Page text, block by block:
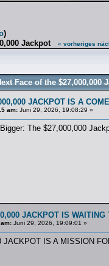
)
Jackpot
« vorheriges
Face of the $27,000,000
JACKPOT IS A
am: Juni 29, 2026, 19:08:29 »
The $27,000,000
JACKPOT IS
Juni 29, 2026, 19:09:01 »
JACKPOT IS A MISSION